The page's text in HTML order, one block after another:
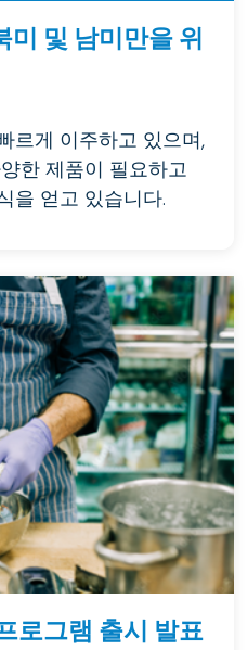
미 및 남미만을 위
르게 이주하고 있으며,
한 제품이 필요하고
을 얻고 있습니다.
로그램 출시 발표